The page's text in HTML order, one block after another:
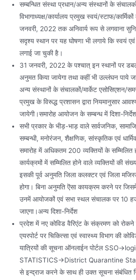
सम्बन्धित संस्था प्रधान/अन्य संस्थानों के
विभागाध्यक्ष/कार्यालय प्रमुख स्वयं/स्टाफ/
जनवरी, 2022 तक अनिवार्य रूप से लगवाना
सदृश्य स्थान पर यह घोषणा भी लगाये कि स्वयं एवं
लगाई जा चुकी है।
31 जनवरी, 2022 के पश्चात् इन स्थानों पर
अनुमत किया जायेगा तथा कहीं भी उल्लंघन पाये
अन्य संस्थानों के संचालकों/मार्केट एसोसिएशन/
प्रमुख के विरूद्ध प्रशासन द्वारा नियमानुसार
जायेगी।समारोह आयोजन के सम्बन्ध में दिशा-निर्देश
सभी प्रकार के भीड़-भाड़ वाले सार्वजनिक,
सम्बन्धी, मनोरंजन, शैक्षणिक, सांस्कृतिक एवं
समारोह में अधिकतम 200 व्यक्तियों के सम्मिलित
कार्यक्रमों में सम्मिलित होने वाले व्यक्तियों की
इसकी पूर्व अनुमति जिला कलक्टर एवं जिला
होगा। बिना अनुमति ऎसा कायक्रम करने पर
उनमें आयोजकों एवं सभा स्थल संचालक पर 10
जाएगा।अन्य दिशा-निर्देश
प्रदेश में नए कोविड वैरिएंट के संक्रमण को
एयरपोर्ट पर चिकित्सा एवं स्वास्थ्य विभाग की
यात्रियों की सूचना ऑनलाईन पोर्टल
STATISTICS→District Quarantine
से इन्द्राज करने के साथ ही उक्त सूचना संबंधित